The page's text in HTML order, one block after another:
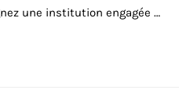
une institution engagée …